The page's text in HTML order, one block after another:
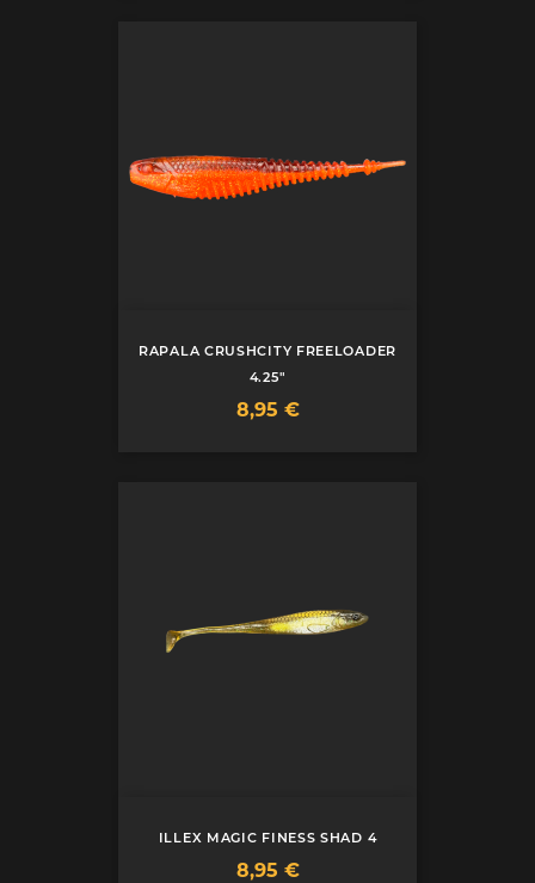
RAPALA CRUSHCITY FREELOADER
4.25"
Prix
8,95 €
ILLEX MAGIC FINESS SHAD 4
Prix
8,95 €